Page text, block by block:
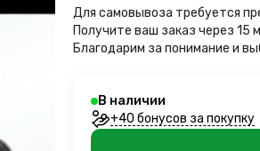
Для самовывоза требуется
Получите ваш заказ через 15
Благодарим за понимание и
В наличии
+40 бонусов за покупку